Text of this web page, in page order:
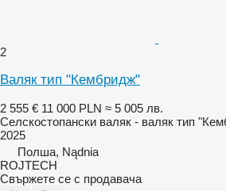
2
Валяк тип "Кембридж"
2 555 € 11 000 PLN ≈ 5 005 лв.
Селскостопански валяк - валяк тип
2025
Полша, Nądnia
ROJTECH
Свържете се с продавача